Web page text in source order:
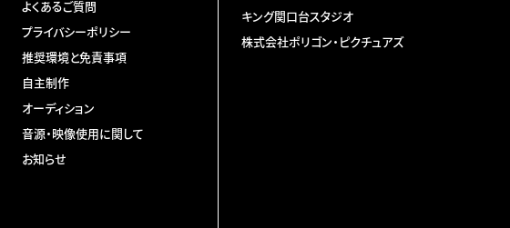
よくあるご質問
プライバシーポリシー
推奨環境と免責事項
自主制作
オーディション
音源・映像使用に関して
お知らせ
キング関口台スタジオ
株式会社ポリゴン・ピクチュアズ